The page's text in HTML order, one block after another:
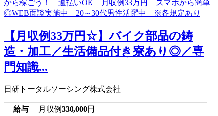
【月収例33万円☆】バイク部品の鋳
造・加工／生活備品付き寮あり◎／専
門知識...
日研トータルソーシング株式会社
給与 月収例330,000円